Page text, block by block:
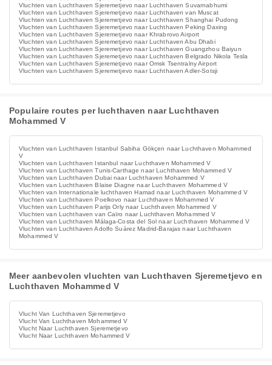
Vluchten van Luchthaven Sjeremetjevo naar Luchthaven Suvarnabhumi
Vluchten van Luchthaven Sjeremetjevo naar Luchthaven van Muscat
Vluchten van Luchthaven Sjeremetjevo naar Luchthaven Shanghai Pudong
Vluchten van Luchthaven Sjeremetjevo naar Luchthaven Peking Daxing
Vluchten van Luchthaven Sjeremetjevo naar Khrabrovo Airport
Vluchten van Luchthaven Sjeremetjevo naar Luchthaven Abu Dhabi
Vluchten van Luchthaven Sjeremetjevo naar Luchthaven Guangzhou Baiyun
Vluchten van Luchthaven Sjeremetjevo naar Luchthaven Belgrado Nikola Tesla
Vluchten van Luchthaven Sjeremetjevo naar Omsk Tsentralny Airport
Vluchten van Luchthaven Sjeremetjevo naar Luchthaven Adler-Sotsji
Populaire routes per luchthaven naar Luchthaven
Mohammed V
Vluchten van Luchthaven Istanbul Sabiha Gökçen naar Luchthaven Mohammed
V
Vluchten van Luchthaven Istanbul naar Luchthaven Mohammed V
Vluchten van Luchthaven Tunis-Carthage naar Luchthaven Mohammed V
Vluchten van Luchthaven Dubai naar Luchthaven Mohammed V
Vluchten van Luchthaven Blaise Diagne naar Luchthaven Mohammed V
Vluchten van Internationale luchthaven Hamad naar Luchthaven Mohammed V
Vluchten van Luchthaven Poelkovo naar Luchthaven Mohammed V
Vluchten van Luchthaven Parijs Orly naar Luchthaven Mohammed V
Vluchten van Luchthaven van Caïro naar Luchthaven Mohammed V
Vluchten van Luchthaven Málaga-Costa del Sol naar Luchthaven Mohammed V
Vluchten van Luchthaven Adolfo Suárez Madrid-Barajas naar Luchthaven
Mohammed V
Meer aanbevolen vluchten van Luchthaven Sjeremetjevo en
Luchthaven Mohammed V
Vlucht Van Luchthaven Sjeremetjevo
Vlucht Van Luchthaven Mohammed V
Vlucht Naar Luchthaven Sjeremetjevo
Vlucht Naar Luchthaven Mohammed V